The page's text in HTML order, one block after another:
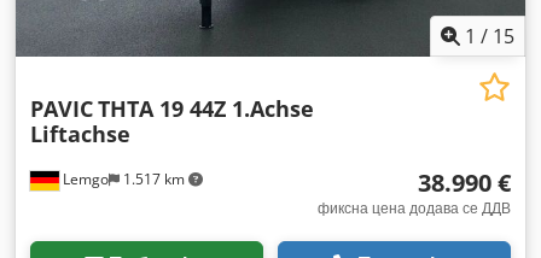
1 / 15
Lemgo 1.517 km
PAVICTHTA 19 44Z 1.Achse
Liftachse
38.990 €
фиксна цена додава се ДДВ